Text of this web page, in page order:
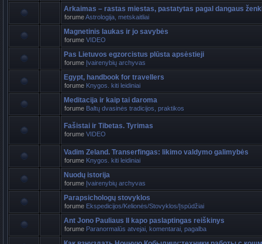
Arkaimas – rastas miestas, pastatytas pagal dangaus
forumeAstrologija, metskaitliai
Magnetinis laukas ir jo savybės
forume VIDEO
Pas Lietuvos egzorcistus plūsta apsėstieji
forume Įvairenybių archyvas
Egypt, handbook for travellers
forume Knygos. kiti leidiniai
Meditacija ir kaip tai daroma
forume Baltų dvasinės tradicijos, praktikos
Fašistai ir Tibetas. Tyrimas
forume VIDEO
Vadim Zeland. Transerfingas: likimo valdymo galimybės
forume Knygos. kiti leidiniai
Nuodų istorija
forume Įvairenybių archyvas
Parapsichologų stovyklos
forume Ekspedicijos/Kelionės/Stovyklos/Įspūdžiai
Ant Jono Pauliaus II kapo paslaptingas reiškinys
forume Paranormalūs atvejai, komentarai, pagalba